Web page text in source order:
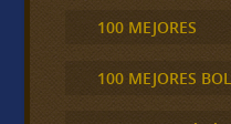
100 MEJORES
100 MEJORES